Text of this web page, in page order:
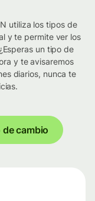
utiliza los tipos de
y te permite ver los
un tipo de
y te avisaremos
diarios, nunca te
cambio